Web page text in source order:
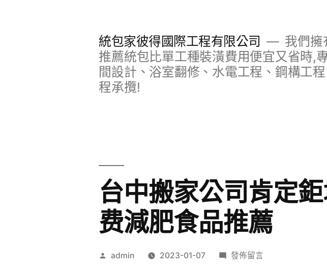
統包家彼得國際工程有限公司
我們擁
推薦統包比單工種裝潢費用便宜又省時,
間設計、浴室翻修、水電工程、鋼構工
程承攬!
台中搬家公司肯定
费減肥食品推薦
作
admin 2023-01-07
在
發佈留言